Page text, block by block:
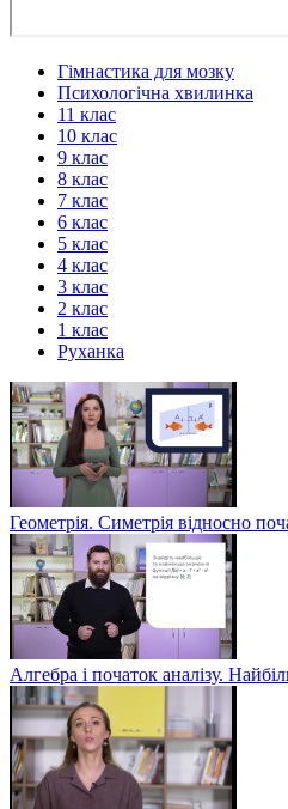
Гімнастика для мозку
Психологічна хвилинка
11 клас
10 клас
9 клас
8 клас
7 клас
6 клас
5 клас
4 клас
3 клас
2 клас
1 клас
Руханка
Геометрія. Симетрія відносно
Алгебра і початок аналізу.